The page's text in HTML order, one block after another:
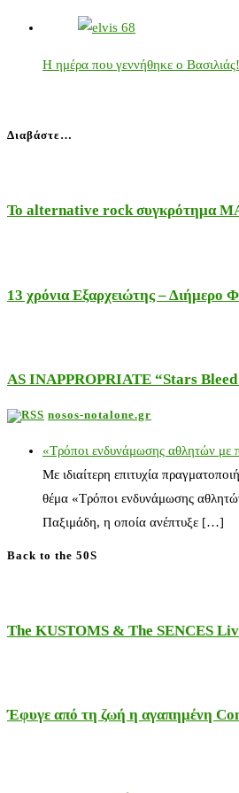
Η ημέρα που γεννήθηκε ο Βασιλιάς!
Διαβάστε…
Το alternative rock συγκρότημα
13 χρόνια Εξαρχειώτης – Διήμερο
AS INAPPROPRIATE “Stars
nosos-notalone.gr
«Τρόποι ενδυνάμωσης αθλητών με
Με ιδιαίτερη επιτυχία
θέμα «Τρόποι ενδυνάμωσης
Παξιμάδη, η οποία ανέπτυξε […]
Back to the 50S
The KUSTOMS & The SENCES
Έφυγε από τη ζωή η αγαπημένη